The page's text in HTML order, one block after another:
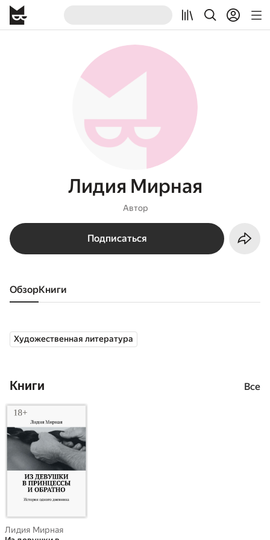
Лидия Мирная
Автор
Подписаться
Обзор книги
Художественная литература
Книги Все
Лидия Мирная